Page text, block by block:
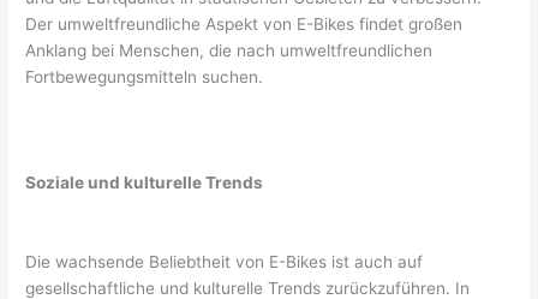
Der umweltfreundliche Aspekt von E-Bikes findet großen
Anklang bei Menschen, die nach umweltfreundlichen
Fortbewegungsmitteln suchen.
Soziale und kulturelle Trends
Die wachsende Beliebtheit von E-Bikes ist auch auf
gesellschaftliche und kulturelle Trends zurückzuführen. In